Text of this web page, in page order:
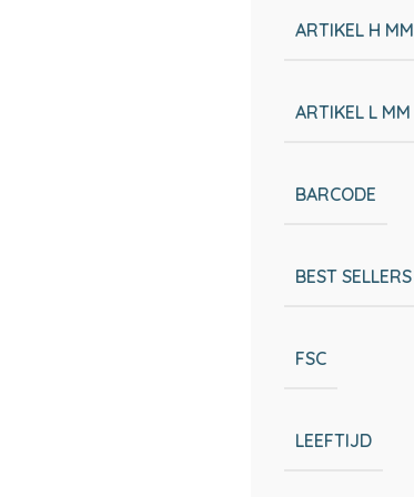
ARTIKEL H MM
ARTIKEL L MM
BARCODE
BEST SELLERS
FSC
LEEFTIJD